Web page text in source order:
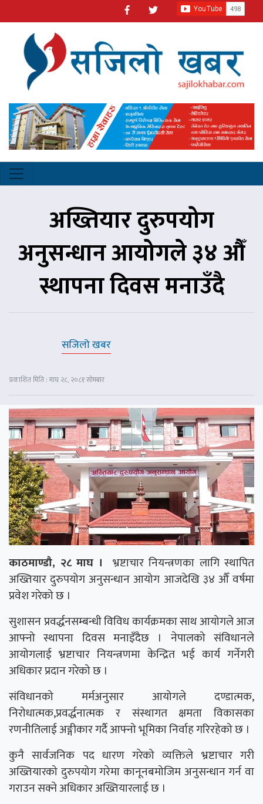
अख्तियार दुरुपयोग
अनुसन्धान आयोगले ३४ औँ
स्थापना दिवस मनाउँदै
सजिलो खबर
प्रकाशित मिति : माघ २८, २०८१ सोमबार
काठमाण्डौ, २८ माघ । भ्रष्टाचार नियन्त्रणका लागि स्थापित
अख्तियार दुरुपयोग अनुसन्धान आयोग आजदेखि ३४ औँ वर्षमा
प्रवेश गरेको छ ।
सुशासन प्रवर्द्धनसम्बन्धी विविध कार्यक्रमका साथ आयोगले आज
आफ्नो स्थापना दिवस मनाइँदैछ । नेपालको संविधानले
आयोगलाई भ्रष्टाचार नियन्त्रणमा केन्द्रित भई कार्य गर्नेगरी
अधिकार प्रदान गरेको छ ।
संविधानको मर्मअनुसार आयोगले दण्डात्मक,
निरोधात्मक,प्रवर्द्धनात्मक र संस्थागत क्षमता विकासका
रणनीतिलाई अङ्गीकार गर्दै आफ्नो भूमिका निर्वाह गरिरहेको छ ।
कुनै सार्वजनिक पद धारण गरेको व्यक्तिले भ्रष्टाचार गरी
अख्तियारको दुरुपयोग गरेमा कानूनबमोजिम अनुसन्धान गर्न वा
गराउन सक्ने अधिकार अख्तियारलाई छ ।